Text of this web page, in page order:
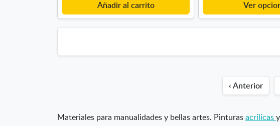
Añadir al carrito Ver
‹ Anterior
Materiales para manualidades y bellas artes. Pinturasacrílicas